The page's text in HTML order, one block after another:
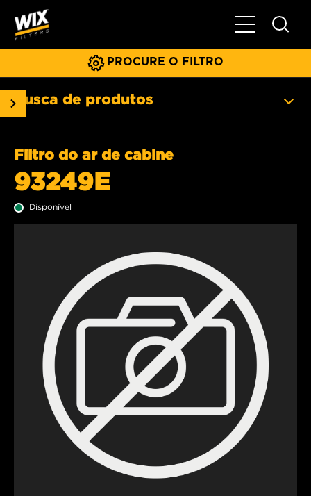
Menu
PROCURE O FILTRO
Busca de produtos
Filtro do ar de cabine
93249E
Disponível